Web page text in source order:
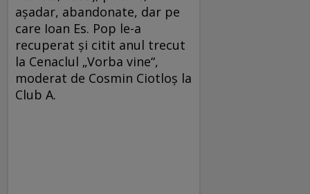
aşadar, abandonate, dar pe
care Ioan Es. Pop le-a
recuperat şi citit anul trecut
la Cenaclul „Vorba vine“,
moderat de Cosmin Ciotloş la
Club A.